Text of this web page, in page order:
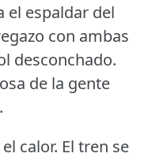
espaldar del
con ambas
desconchado.
de la gente
calor. El tren se